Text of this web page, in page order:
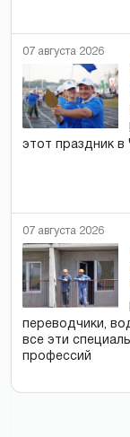
07 августа 2026
этот праздник в
07 августа 2026
переводчики,
все эти
профессий